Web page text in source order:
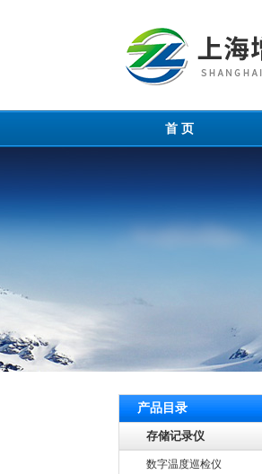
首 页
产品目录
存储记录仪
数字温度巡检仪